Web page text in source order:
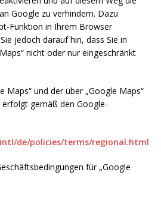
Google zu verhindern. Dazu
Funktion in Ihrem Browser
jedoch darauf hin, dass Sie in
nicht oder nur eingeschränkt
Maps“ und der über „Google Maps“
gemäß den Google-
de/policies/terms/regional.html
für „Google